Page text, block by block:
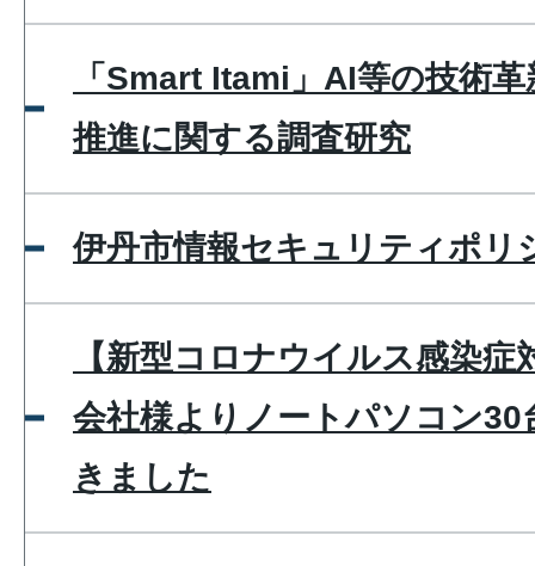
「Smart Itami」AI等の技術
推進に関する調査研究
伊丹市情報セキュリティポリ
【新型コロナウイルス感染症
会社様よりノートパソコン30
きました